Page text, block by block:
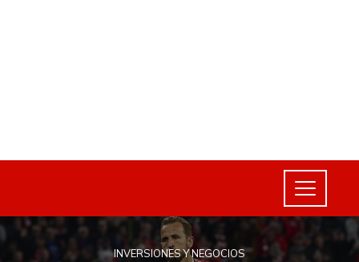
INVERSIONES Y NEGOCIOS